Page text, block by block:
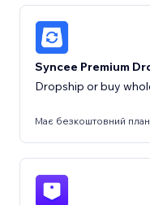
Syncee Premium
Dropship or buy
Має безкоштовний план